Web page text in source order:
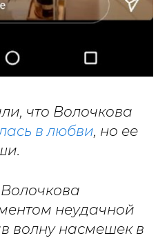
что Волочкова
в любви, но ее
неудачной
волну насмешек в